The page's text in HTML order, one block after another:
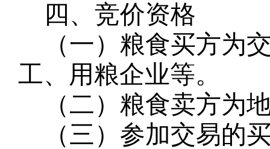
四、竞价资格
（一）粮食买方为
工、用粮企业等。
（二）粮食卖方为
（三）参加交易的